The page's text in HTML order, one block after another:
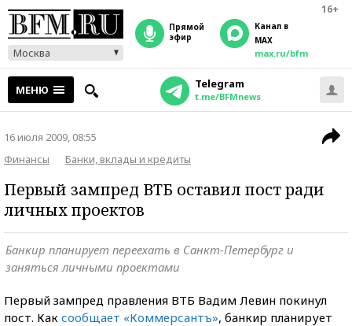
16+
Москва
прямой
эфир
Канал в
MAX
max.ru/bfm
МЕНЮ Telegram
t.me/BFMnews
16 июля 2009, 08:55
Финансы
Банки, вклады и кредиты
Первый зампред ВТБ оставил пост ради
личных проектов
Банкир планирует переехать в Санкт-Петербург и
заняться личными проектами
Первый зампред правления ВТБ Вадим Левин покинул
пост. Как сообщает «Коммерсантъ», банкир планирует